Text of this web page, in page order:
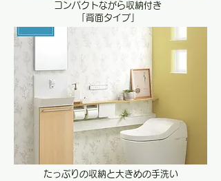
コンパクトながら収納付き
​「背面タイプ」
たっぷりの収納と大きめの手洗い